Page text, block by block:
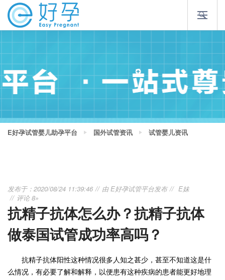
E好孕试管婴儿助孕平台 国外试管资讯 试管婴儿资讯
发布于：2020/08/24 11:39:46 由E好孕试管平台发布
E妹
评论 8»
抗精子抗体怎么办？抗精子抗体
做泰国试管成功率高吗？
抗精子抗体阳性这种情况很多人知之甚少，甚至不知道这是什
么情况，有必要了解和解释，以便患有这种疾病的患者能更好地理